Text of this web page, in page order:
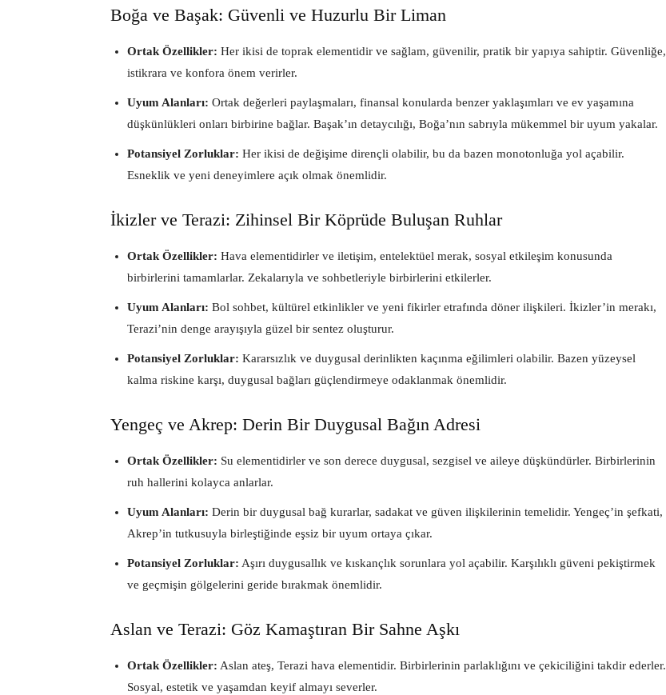
Boğa ve Başak: Güvenli ve Huzurlu Bir Liman
Ortak Özellikler: Her ikisi de toprak elementidir ve sağlam, güvenilir, pratik bir yapıya sahiptir. Güvenliğe,
istikrara ve konfora önem verirler.
Uyum Alanları: Ortak değerleri paylaşmaları, finansal konularda benzer yaklaşımları ve ev yaşamına
düşkünlükleri onları birbirine bağlar. Başak’ın detaycılığı, Boğa’nın sabrıyla mükemmel bir uyum yakalar.
Potansiyel Zorluklar: Her ikisi de değişime dirençli olabilir, bu da bazen monotonluğa yol açabilir.
Esneklik ve yeni deneyimlere açık olmak önemlidir.
İkizler ve Terazi: Zihinsel Bir Köprüde Buluşan Ruhlar
Ortak Özellikler: Hava elementidirler ve iletişim, entelektüel merak, sosyal etkileşim konusunda
birbirlerini tamamlarlar. Zekalarıyla ve sohbetleriyle birbirlerini etkilerler.
Uyum Alanları: Bol sohbet, kültürel etkinlikler ve yeni fikirler etrafında döner ilişkileri. İkizler’in merakı,
Terazi’nin denge arayışıyla güzel bir sentez oluşturur.
Potansiyel Zorluklar: Kararsızlık ve duygusal derinlikten kaçınma eğilimleri olabilir. Bazen yüzeysel
kalma riskine karşı, duygusal bağları güçlendirmeye odaklanmak önemlidir.
Yengeç ve Akrep: Derin Bir Duygusal Bağın Adresi
Ortak Özellikler: Su elementidirler ve son derece duygusal, sezgisel ve aileye düşkündürler. Birbirlerinin
ruh hallerini kolayca anlarlar.
Uyum Alanları: Derin bir duygusal bağ kurarlar, sadakat ve güven ilişkilerinin temelidir. Yengeç’in şefkati,
Akrep’in tutkusuyla birleştiğinde eşsiz bir uyum ortaya çıkar.
Potansiyel Zorluklar: Aşırı duygusallık ve kıskançlık sorunlara yol açabilir. Karşılıklı güveni pekiştirmek
ve geçmişin gölgelerini geride bırakmak önemlidir.
Aslan ve Terazi: Göz Kamaştıran Bir Sahne Aşkı
Ortak Özellikler: Aslan ateş, Terazi hava elementidir. Birbirlerinin parlaklığını ve çekiciliğini takdir ederler.
Sosyal, estetik ve yaşamdan keyif almayı severler.